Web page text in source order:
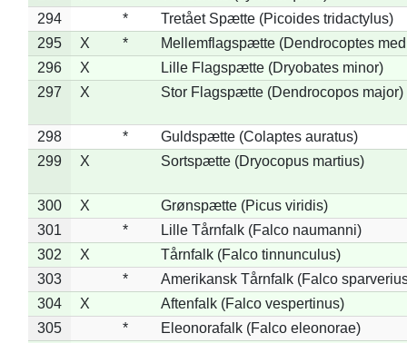
294
*
Tretået Spætte (Picoides tridactylus)
295
X *
Mellemflagspætte (Dendrocoptes
296
X
Lille Flagspætte (Dryobates minor)
297
X Stor Flagspætte (Dendrocopos major)
298 *
Guldspætte (Colaptes auratus)
299
X Sortspætte (Dryocopus martius)
300 X
Grønspætte (Picus viridis)
301
*
Lille Tårnfalk (Falco naumanni)
302
X
Tårnfalk (Falco tinnunculus)
303
*
Amerikansk Tårnfalk (Falco
304
X
Aftenfalk (Falco vespertinus)
305
*
Eleonorafalk (Falco eleonorae)